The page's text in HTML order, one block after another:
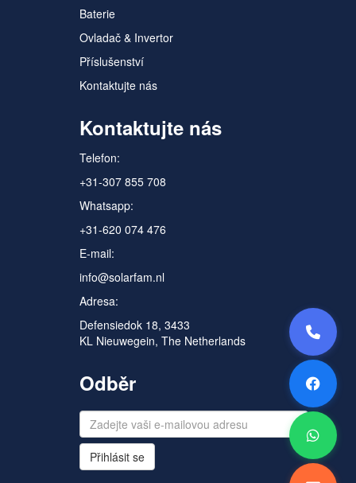
Baterie
Ovladač & Invertor
Příslušenství
Kontaktujte nás
Kontaktujte nás
Telefon:
+31-307 855 708
Whatsapp:
+31-620 074 476
E-mail:
info@solarfam.nl
Adresa:
Defensiedok 18, 3433
KL Nieuwegein, The Netherlands
Odběr
Přihlásit se